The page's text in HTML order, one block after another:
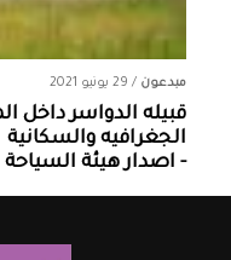
مبدعون / 29 يونيو 2021
قبيله الدواسر داخل
الجغرافيه
- اصدار هيئة السياحة